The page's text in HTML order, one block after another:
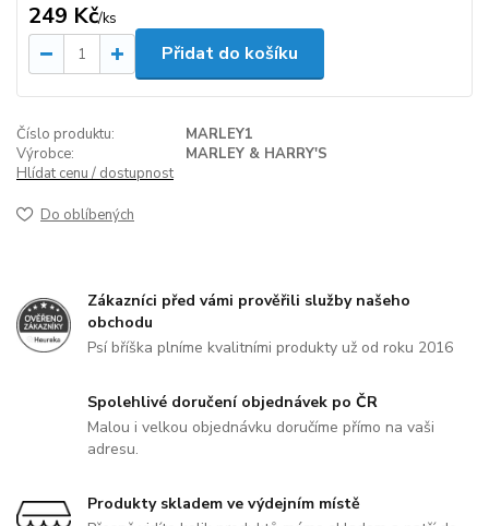
249 Kč/ks
Přidat do košíku
Číslo produktu:
MARLEY1
Výrobce:
MARLEY & HARRY'S
Hlídat cenu / dostupnost
Do oblíbených
Zákazníci před vámi prověřili služby našeho
obchodu
Psí bříška plníme kvalitními produkty už od roku 2016
Spolehlivé doručení objednávek po ČR
Malou i velkou objednávku doručíme přímo na vaši
adresu.
Produkty skladem ve výdejním místě